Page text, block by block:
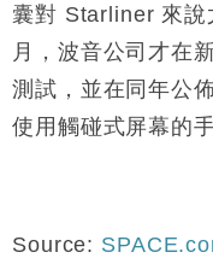
囊對 Starliner 來
月，波音公司才在
測試，並在同年公
使用觸碰式屏幕的
Source: